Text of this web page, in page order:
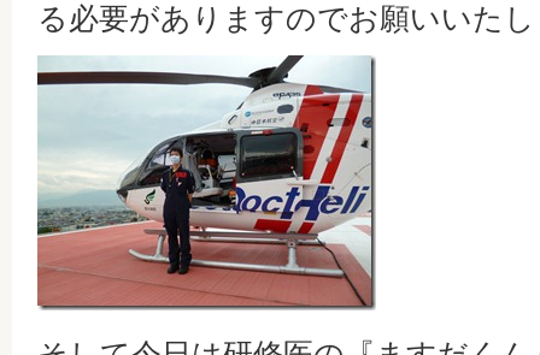
る必要がありますのでお願いいた